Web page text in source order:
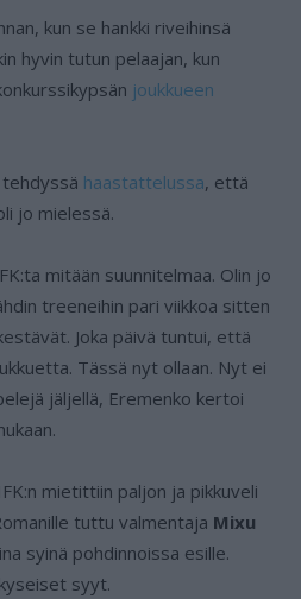
kun se hankki riveihinsä
hyvin tutun pelaajan, kun
joukkueen
haastattelussa, että
jo mielessä.
mitään suunnitelmaa. Olin jo
treeneihin pari viikkoa sitten
Joka päivä tuntui, että
Tässä nyt ollaan. Nyt ei
jäljellä, Eremenko kertoi
mietittiin paljon ja pikkuveli
tuttu valmentaja Mixu
syinä pohdinnoissa esille.
syyt.